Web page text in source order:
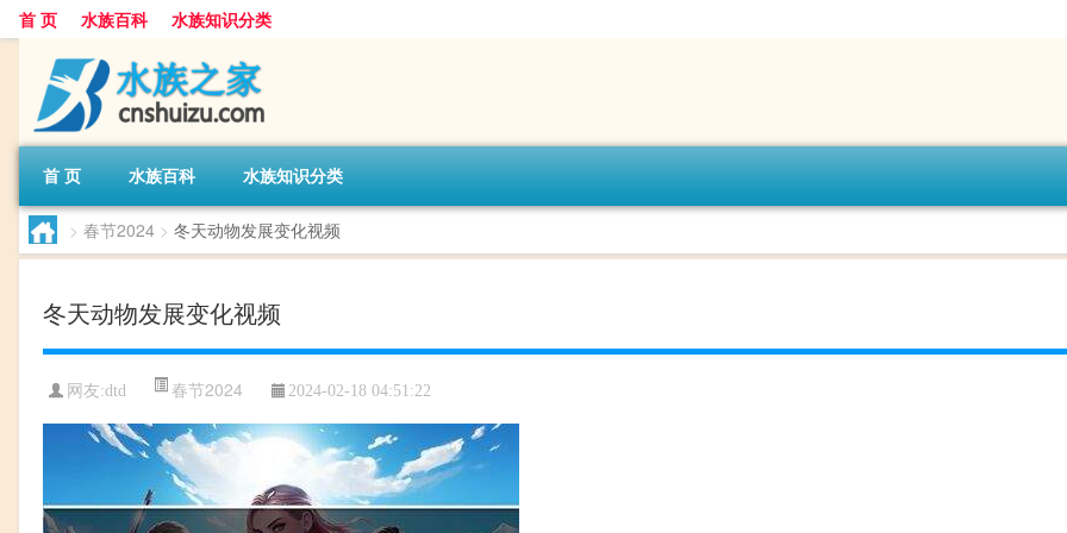
首 页 水族百科 水族知识分类
首 页 水族百科 水族知识分类
> 春节2024 > 冬天动物发展变化视频
冬天动物发展变化视频
网友:dtd 春节2024 2024-02-18 04:51:22